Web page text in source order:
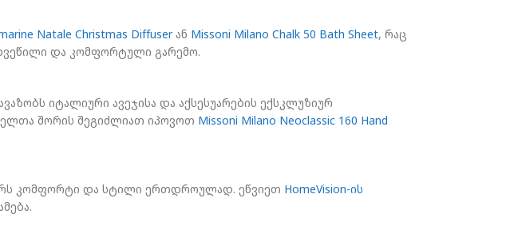
Natale Christmas Diffuserან Missoni Milano Chalk 50 Bath Sheet, რაც
და კომფორტული გარემო.
იტალიური ავეჯისა და აქსესუარების ექსკლუზიურ
შორის შეგიძლიათ იპოვოთ Missoni Milano Neoclassic 160 Hand
სურს კომფორტი და სტილი ერთდროულად. ეწვიეთ HomeVision-ის